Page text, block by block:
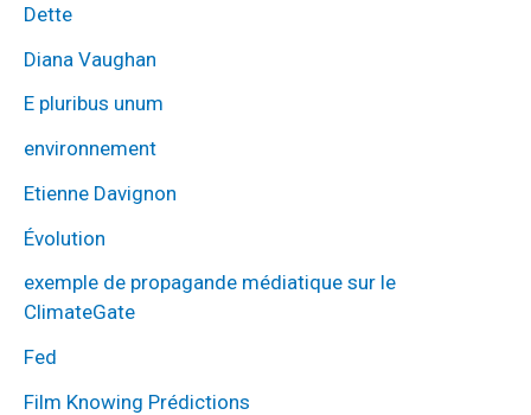
Dette
Diana Vaughan
E pluribus unum
environnement
Etienne Davignon
Évolution
exemple de propagande médiatique sur le
ClimateGate
Fed
Film Knowing Prédictions